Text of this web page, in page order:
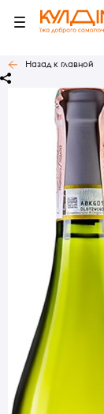
Назад к главной